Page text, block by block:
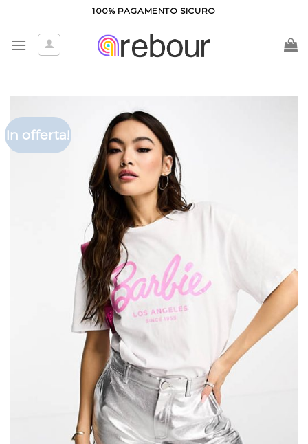
contenuti
100% PAGAMENTO SICURO
In offerta!